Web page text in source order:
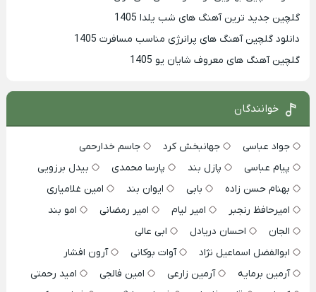
گلچین جدید ترین آهنگ های شب یلدا 1405
دانلود گلچین آهنگ های پرانرژی مناسب مسافرت 1405
گلچین آهنگ های معروف شایان یو 1405
خوانندگان
جواد عباسی جهانبخش کرد
جاسم خدارحمی
پیام عباسی
پازل بند پارسا محمدی
بیدل برزویی
بهنام حسن زاده
بابی ایوان بند
امین غلامیاری
امیرحافظ رنجبر
امیر لیام امیر رمضانی
امو بند
الجان
احسان دریادل
ابی عالی
ابوالفضل اسماعیل نژاد
آوات بوکانی
آرون افشار
آرمین برمایه
آرمین زارعی امین فالجی
امید رحمتی